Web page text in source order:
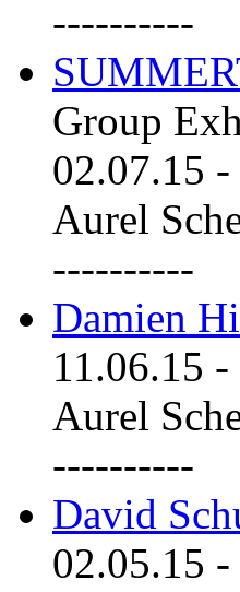
----------
Group
02.07.15 -
Aurel
----------
Damien
11.06.15 -
Aurel
----------
David
02.05.15 -